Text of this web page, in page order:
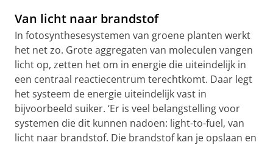
Van licht naar brandstof
In fotosynthesesystemen van groene planten werkt
het net zo. Grote aggregaten van moleculen vangen
licht op, zetten het om in energie die uiteindelijk in
een centraal reactiecentrum terechtkomt. Daar legt
het systeem de energie uiteindelijk vast in
bijvoorbeeld suiker. ‘Er is veel belangstelling voor
systemen die dit kunnen nadoen: light-to-fuel, van
licht naar brandstof. Die brandstof kan je opslaan en